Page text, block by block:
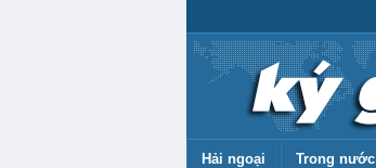
Hải ngoại Trong nước